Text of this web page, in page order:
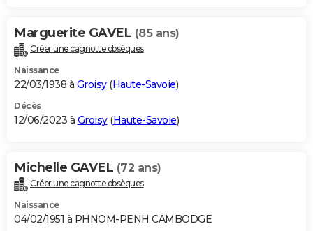
Marguerite GAVEL (85 ans)
Créer une cagnotte obsèques
Naissance
22/03/1938 à Groisy(Haute-Savoie)
Décès
12/06/2023 à Groisy(Haute-Savoie)
Michelle GAVEL (72 ans)
Créer une cagnotte obsèques
Naissance
04/02/1951 à PHNOM-PENH CAMBODGE